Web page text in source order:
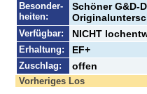
Besonder-
heiten:
Schöner G&D-
Verfügbar: NICHT
Erhaltung: EF+
Zuschlag: offen
Vorheriges Los